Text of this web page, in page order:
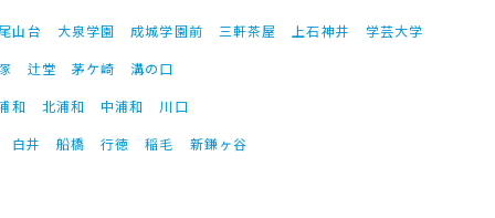
山台 大泉学園 成城学園前 三軒茶屋 上石神井
学芸大学
辻堂 茅ケ崎
溝の口
和
北浦和 中浦和
川口
白井
船橋 行徳 稲毛 新鎌ヶ谷